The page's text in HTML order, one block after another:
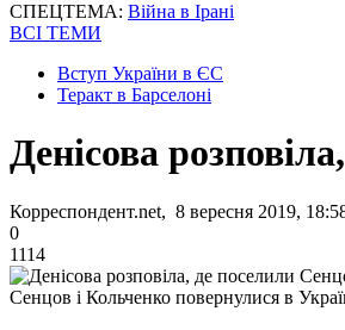
СПЕЦТЕМА: Війна в Ірані
ВСІ ТЕМИ
Вступ України в ЄС
Теракт в Барселоні
Денісова
Корреспондент.net, 8 вересня 2019,
0
1114
Сенцов і Кольченко повернулися в